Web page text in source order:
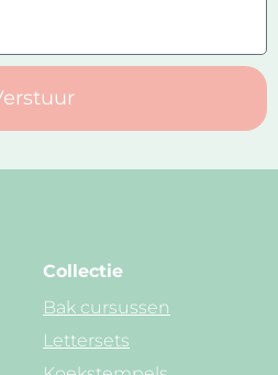
Collectie
Bak cursussen
Lettersets